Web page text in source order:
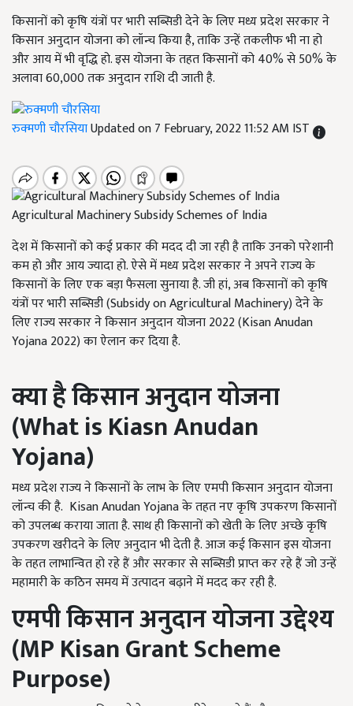
किसानों को कृषि यंत्रों पर भारी सब्सिडी देने के लिए मध्य प्रदेश सरकार ने
किसान अनुदान योजना को लॉन्च किया है, ताकि उन्हें तकलीफ भी ना हो
और आय में भी वृद्धि हो. इस योजना के तहत किसानों को 40% से 50% के
अलावा 60,000 तक अनुदान राशि दी जाती है.
रुक्मणी चौरसियाUpdated on 7 February, 2022 11:52 AM IST
Agricultural Machinery Subsidy Schemes of India
देश में किसानों को कई प्रकार की मदद दी जा रही है ताकि उनको परेशानी
कम हो और आय ज्यादा हो. ऐसे में मध्य प्रदेश सरकार ने अपने राज्य के
किसानों के लिए एक बड़ा फैसला सुनाया है. जी हां, अब किसानों को कृषि
यंत्रों पर भारी सब्सिडी (Subsidy on Agricultural Machinery) देने के
लिए राज्य सरकार ने किसान अनुदान योजना 2022 (Kisan Anudan
Yojana 2022) का ऐलान कर दिया है.
क्या है किसान अनुदान योजना
(What is Kiasn Anudan
Yojana)
मध्य प्रदेश राज्य ने किसानों के लाभ के लिए एमपी किसान अनुदान योजना
लॉन्च की है. Kisan Anudan Yojana के तहत नए कृषि उपकरण किसानों
को उपलब्ध कराया जाता है. साथ ही किसानों को खेती के लिए अच्छे कृषि
उपकरण खरीदने के लिए अनुदान भी देती है. आज कई किसान इस योजना
के तहत लाभान्वित हो रहे हैं और सरकार से सब्सिडी प्राप्त कर रहे हैं जो उन्हें
महामारी के कठिन समय में उत्पादन बढ़ाने में मदद कर रही है.
एमपी किसान अनुदान योजना उद्देश्य
(MP Kisan Grant Scheme
Purpose)